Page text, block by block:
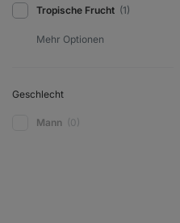
Tropische Frucht (1)
Geschlecht
Mann (0)